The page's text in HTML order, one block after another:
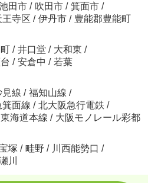
田市 / 吹田市 / 箕面市 /
王寺区 / 伊丹市 / 豊能郡豊能町
/ 井口堂 / 大和東 /
/ 安倉中 / 若葉
見線 / 福知山線 /
箕面線 / 北大阪急行電鉄 /
東海道本線 / 大阪モノレール彩都
塚 / 畦野 / 川西能勢口 /
川